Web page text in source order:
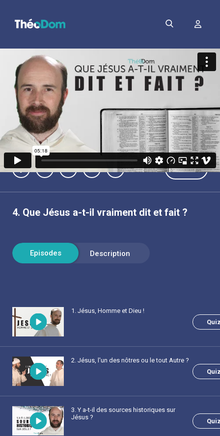
PDF
4. Que Jésus a-t-il vraiment dit et fait ?
1 . Jésus, Homme et Dieu !
2. Jésus, l'un des nôtres ou le tout Autre ?
3. Y a-t-il des sources historiques sur
Jésus ?